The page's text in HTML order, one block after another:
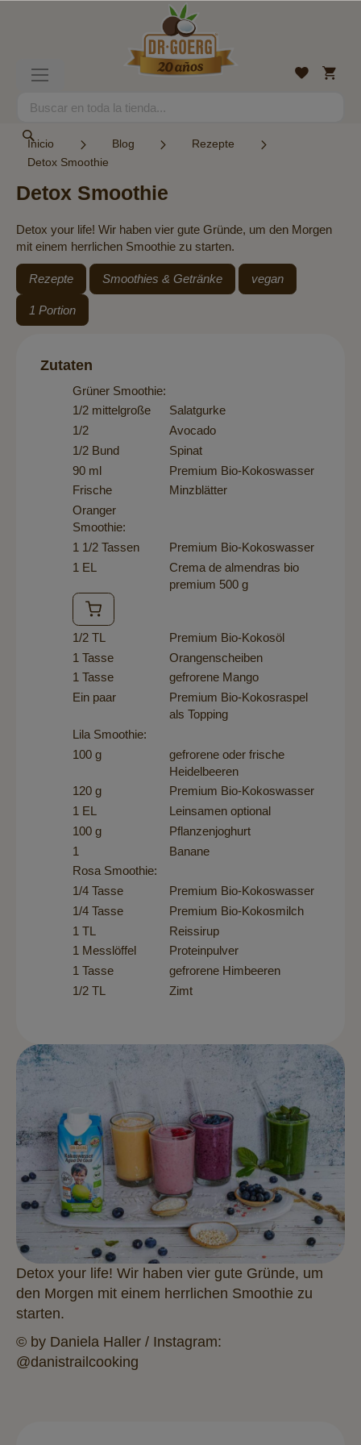
Search
Lista
Mi
cesta
Inicio Blog
Rezepte
Detox Smoothie
Detox Smoothie
Detox your life! Wir haben vier gute Gründe, um den Morgen
mit einem herrlichen Smoothie zu starten.
Rezepte Smoothies & Getränke vegan
1 Portion
Zutaten
Grüner Smoothie:
1/2 mittelgroße
Salatgurke
1/2
Avocado
1/2 Bund
Spinat
90 ml
Premium Bio-Kokoswasser
Frische
Minzblätter
Oranger
Smoothie:
1 1/2 Tassen
Premium Bio-Kokoswasser
1 EL
Crema de almendras bio
premium 500 g
1/2 TL
Premium Bio-Kokosöl
1 Tasse
Orangenscheiben
1 Tasse
gefrorene Mango
Ein paar
Premium Bio-Kokosraspel
als Topping
Lila Smoothie:
100 g
gefrorene oder frische
Heidelbeeren
120 g
Premium Bio-Kokoswasser
1 EL
Leinsamen optional
100 g
Pflanzenjoghurt
1
Banane
Rosa Smoothie:
1/4 Tasse
Premium Bio-Kokoswasser
1/4 Tasse
Premium Bio-Kokosmilch
1 TL
Reissirup
1 Messlöffel
Proteinpulver
1 Tasse
gefrorene Himbeeren
1/2 TL
Zimt
Detox your life! Wir haben vier gute Gründe, um
den Morgen mit einem herrlichen Smoothie zu
starten.
© by Daniela Haller / Instagram:
@danistrailcooking